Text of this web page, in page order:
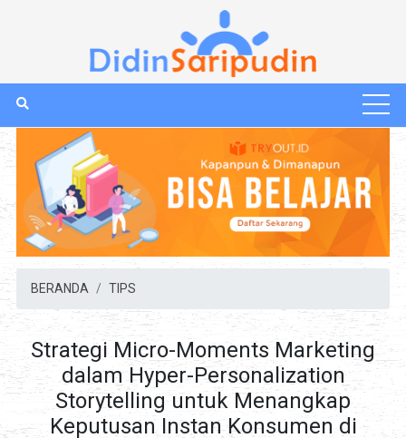
BERANDA TIPS
Strategi Micro-Moments Marketing
dalam Hyper-Personalization
Storytelling untuk Menangkap
Keputusan Instan Konsumen di